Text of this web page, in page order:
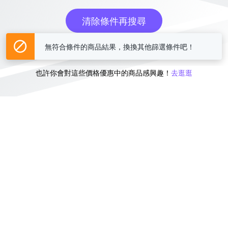
清除條件再搜尋
或
也許你會對這些價格優惠中的商品感興趣！ 去逛逛
無符合條件的商品結果，換換其他篩選條件吧！